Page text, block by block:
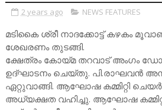
2 years ago NEWS FEATURES
മടികൈ ശ്രീ നാദക്കോട്ട് കഴകം
ശേഖരണം തുടങ്ങി.
ക്ഷേത്രം കോയ്മ തറവാട് അംഗം
ഉദ്ഘാടനം ചെയ്തു. പി.രാഘവൻ
ഏറ്റുവാങ്ങി. ആഘോഷ കമ്മിറ്റി
അധ്യക്ഷത വഹിച്ചു. ആഘോഷ